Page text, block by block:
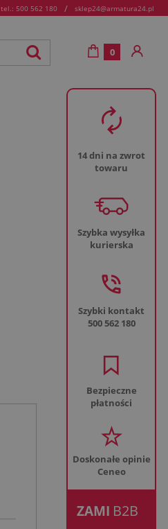
tel.: 500 562 180 / sklep24@armatura24.pl
0
14 dni na zwrot
towaru
Szybka wysyłka
kurierska
Szybki kontakt
500 562 180
Bezpieczne
płatności
Doskonałe opinie
Ceneo
ZAMI B2B